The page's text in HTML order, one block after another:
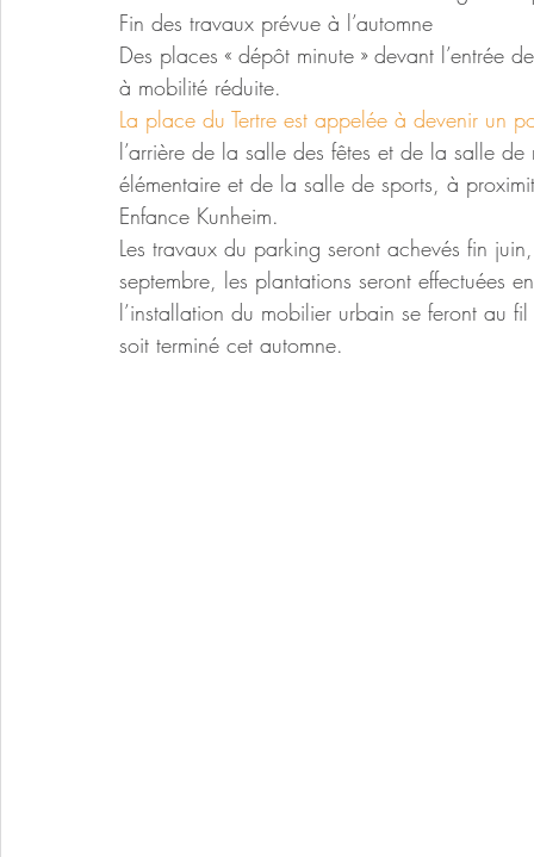
Fin des travaux prévue à l’automne
Des places « dépôt minute » devant l’entrée
à mobilité réduite.
La place du Tertre est appelée à devenir un
l’arrière de la salle des fêtes et de la salle
élémentaire et de la salle de sports, à
Enfance Kunheim.
Les travaux du parking seront achevés fin
septembre, les plantations seront effectuées
l’installation du mobilier urbain se feront au
soit terminé cet automne.